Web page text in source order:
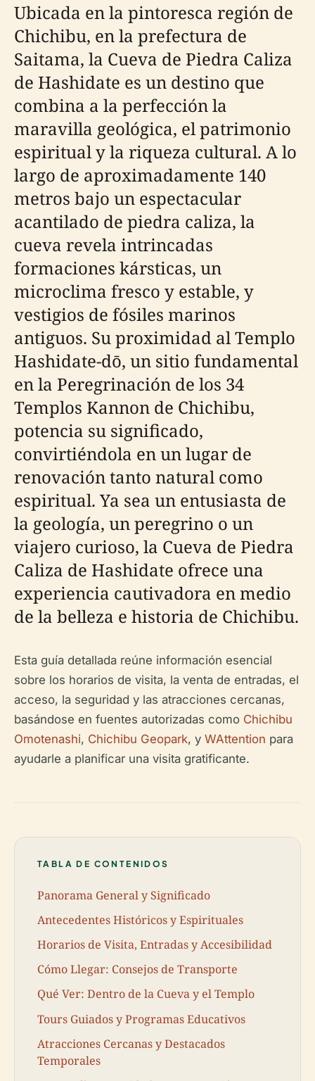
Ubicada en la pintoresca región de
Chichibu, en la prefectura de
Saitama, la Cueva de Piedra Caliza
de Hashidate es un destino que
combina a la perfección la
maravilla geológica, el patrimonio
espiritual y la riqueza cultural. A lo
largo de aproximadamente 140
metros bajo un espectacular
acantilado de piedra caliza, la
cueva revela intrincadas
formaciones kársticas, un
microclima fresco y estable, y
vestigios de fósiles marinos
antiguos. Su proximidad al Templo
Hashidate-dō, un sitio fundamental
en la Peregrinación de los 34
Templos Kannon de Chichibu,
potencia su significado,
convirtiéndola en un lugar de
renovación tanto natural como
espiritual. Ya sea un entusiasta de
la geología, un peregrino o un
viajero curioso, la Cueva de Piedra
Caliza de Hashidate ofrece una
experiencia cautivadora en medio
de la belleza e historia de Chichibu.
Esta guía detallada reúne información esencial
sobre los horarios de visita, la venta de entradas, el
acceso, la seguridad y las atracciones cercanas,
basándose en fuentes autorizadas como Chichibu
Omotenashi, Chichibu Geopark, y WAttention para
ayudarle a planificar una visita gratificante.
TABLA DE CONTENIDOS
Panorama General y Significado
Antecedentes Históricos y Espirituales
Horarios de Visita, Entradas y Accesibilidad
Cómo Llegar: Consejos de Transporte
Qué Ver: Dentro de la Cueva y el Templo
Tours Guiados y Programas Educativos
Atracciones Cercanas y Destacados
Temporales